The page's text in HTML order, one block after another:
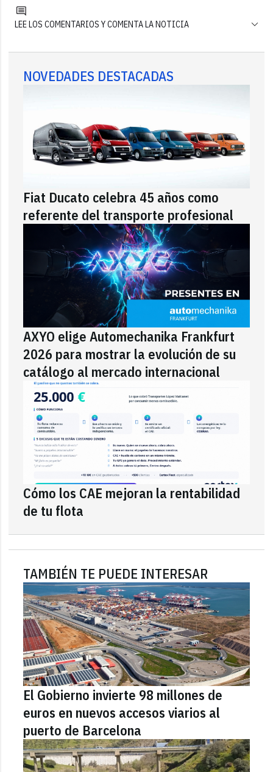
LEE LOS COMENTARIOS Y COMENTA LA NOTICIA
NOVEDADES DESTACADAS
Fiat Ducato celebra 45 años como
referente del transporte profesional
AXYO elige Automechanika Frankfurt
2026 para mostrar la evolución de su
catálogo al mercado internacional
Cómo los CAE mejoran la rentabilidad
de tu flota
TAMBIÉN TE PUEDE INTERESAR
El Gobierno invierte 98 millones de
euros en nuevos accesos viarios al
puerto de Barcelona